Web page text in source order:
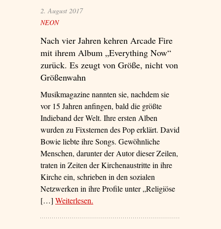
2. August 2017
NEON
Nach vier Jahren kehren Arcade Fire
mit ihrem Album „Everything Now“
zurück. Es zeugt von Größe, nicht von
Größenwahn
Musikmagazine nannten sie, nachdem sie
vor 15 Jahren anfingen, bald die größte
Indieband der Welt. Ihre ersten Alben
wurden zu Fixsternen des Pop erklärt. David
Bowie liebte ihre Songs. Gewöhnliche
Menschen, darunter der Autor dieser Zeilen,
traten in Zeiten der Kirchenaustritte in ihre
Kirche ein, schrieben in den sozialen
Netzwerken in ihre Profile unter „Religiöse
[…] Weiterlesen– ‘Orchester unter der Discokugel’
.